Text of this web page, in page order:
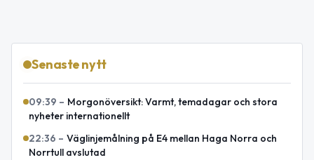
Senaste nytt
09:39 – Morgonöversikt: Varmt, temadagar och stora
nyheter internationellt
22:36 – Väglinjemålning på E4 mellan Haga Norra och
Norrtull avslutad